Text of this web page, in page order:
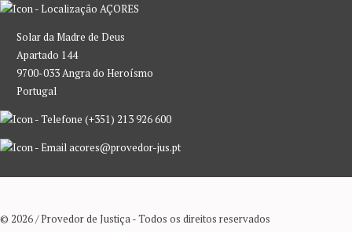
AÇORES
Solar da Madre de Deus
Apartado 144
9700-033 Angra do Heroísmo
Portugal
(+351) 213 926 600
acores@provedor-jus.pt
© 2026 / Provedor de Justiça - Todos os direitos reservados